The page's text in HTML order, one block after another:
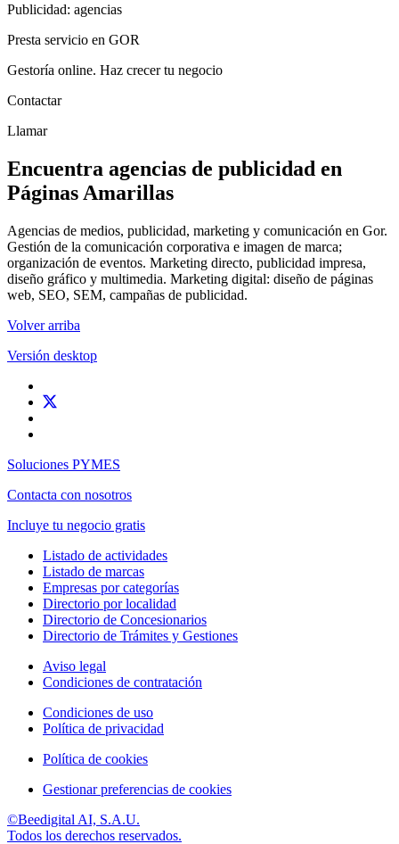
Publicidad: agencias
Presta servicio en GOR
Gestoría online. Haz crecer tu negocio
Contactar
Llamar
Encuentra agencias de publicidad en
Páginas Amarillas
Agencias de medios, publicidad, marketing y comunicación en Gor.
Gestión de la comunicación corporativa e imagen de marca;
organización de eventos. Marketing directo, publicidad impresa,
diseño gráfico y multimedia. Marketing digital: diseño de páginas
web, SEO, SEM, campañas de publicidad.
Volver arriba
Versión desktop
Soluciones PYMES
Contacta con nosotros
Incluye tu negocio gratis
Listado de actividades
Listado de marcas
Empresas por categorías
Directorio por localidad
Directorio de Concesionarios
Directorio de Trámites y Gestiones
Aviso legal
Condiciones de contratación
Condiciones de uso
Política de privacidad
Política de cookies
Gestionar preferencias de cookies
©Beedigital AI, S.A.U.
Todos los derechos reservados.